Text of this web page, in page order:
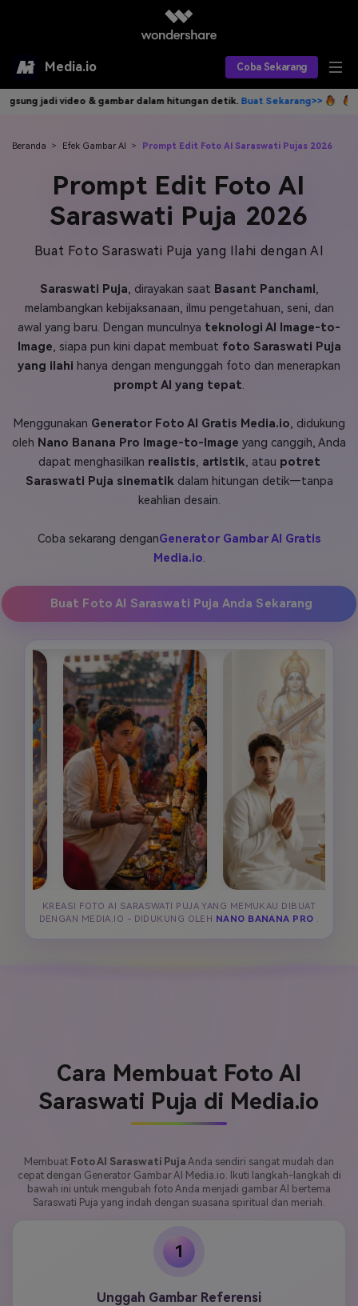
Media.io Coba Sekarang
Alat AI
AI Video
AI Gambar
AI Audio
Produk AI
Asisten Video AI
Editor Video AI
Editor Gambar AI
Editor Audio AI
Find More Solutions >>
Efek Video
Efek Foto
Sumber Daya
Panduan Pengguna Apa yang Baru
Hubungi Kami
Tips & Tutorial AI
Postingan Terbaru
Harga
TOP
Masuk
Berkreasi dengan AI
hitungan detik.Buat Sekarang>> Tulis idemu, AI langsung jadi
Beranda > Efek Gambar AI > Prompt Edit Foto AI Saraswati Pujas 2026
Prompt Edit Foto AI
Saraswati Puja 2026
Buat Foto Saraswati Puja yang Ilahi dengan AI
Saraswati Puja, dirayakan saat Basant Panchami,
melambangkan kebijaksanaan, ilmu pengetahuan, seni, dan
awal yang baru. Dengan munculnya teknologi AI Image-to-
Image, siapa pun kini dapat membuat foto Saraswati Puja
yang ilahi hanya dengan mengunggah foto dan menerapkan
prompt AI yang tepat.
Menggunakan Generator Foto AI Gratis Media.io, didukung
oleh Nano Banana Pro Image-to-Image yang canggih, Anda
dapat menghasilkan realistis, artistik, atau potret
Saraswati Puja sinematikdalam hitungan detik—tanpa
keahlian desain.
Coba sekarang denganGenerator Gambar AI Gratis
Media.io.
Buat Foto AI Saraswati Puja Anda Sekarang
KREASI FOTO AI SARASWATI PUJA YANG MEMUKAU DIBUAT
DENGAN MEDIA.IO - DIDUKUNG OLEH
NANO BANANA PRO .
Cara Membuat Foto AI
Saraswati Puja di Media.io
Membuat Foto AI Saraswati Puja Anda sendiri sangat mudah dan
cepat dengan Generator Gambar AI Media.io. Ikuti langkah-langkah di
bawah ini untuk mengubah foto Anda menjadi gambar AI bertema
Saraswati Puja yang indah dengan suasana spiritual dan meriah.
1
Unggah Gambar Referensi